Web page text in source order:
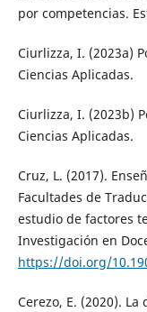
por competencias.
Ciurlizza, I. (2023a)
Ciencias Aplicadas.
Ciurlizza, I. (2023b)
Ciencias Aplicadas.
Cruz, L. (2017).
Facultades de
estudio de factores
Investigación en
https://doi.org/
Cerezo, E. (2020).